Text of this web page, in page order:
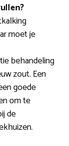
moet je
behandeling
zout. Een
goede
om te
de